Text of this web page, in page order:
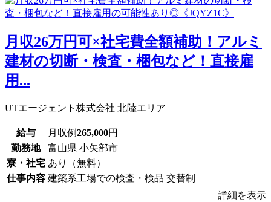
月収26万円可×社宅費全額補助！アルミ
建材の切断・検査・梱包など！直接雇
用...
UTエージェント株式会社 北陸エリア
給与 月収例265,000円
勤務地
富山県 小矢部市
寮・社宅 あり（無料）
仕事内容 建築系工場での検査・検品 交替制
詳細を表示